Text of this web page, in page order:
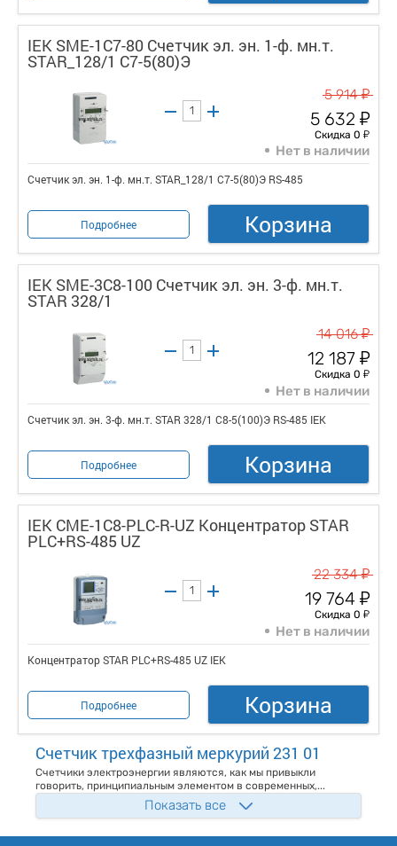
IEK SME-1C7-80 Счетчик эл. эн. 1-ф. мн.т.
STAR_128/1 С7-5(80)Э
5 914у
5 632 у
Скидка 0 у
Нет в наличии
Счетчик эл. эн. 1-ф. мн.т. STAR_128/1 С7-5(80)Э RS-485
Подробнее Корзина
IEK SME-3C8-100 Счетчик эл. эн. 3-ф. мн.т.
STAR 328/1
14 016у
12 187 у
Скидка 0 у
Нет в наличии
Счетчик эл. эн. 3-ф. мн.т. STAR 328/1 С8-5(100)Э RS-485 IEK
Подробнее Корзина
IEK CME-1C8-PLC-R-UZ Концентратор STAR
PLC+RS-485 UZ
22 334у
19 764 у
Скидка 0 у
Нет в наличии
Концентратор STAR PLC+RS-485 UZ IEK
Подробнее Корзина
Счетчик трехфазный меркурий 231 01
Счетчики электроэнергии являются, как мы привыкли
говорить, принципиальным элементом в современных,...
Показать все